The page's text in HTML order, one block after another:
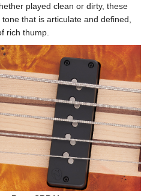
played clean or dirty, these
that is articulate and defined,
rich thump.